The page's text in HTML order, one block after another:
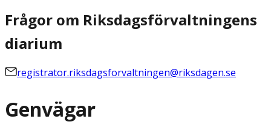
Frågor om Riksdagsförvaltningens
diarium
registrator.riksdagsforvaltningen@riksdagen.se
Genvägar